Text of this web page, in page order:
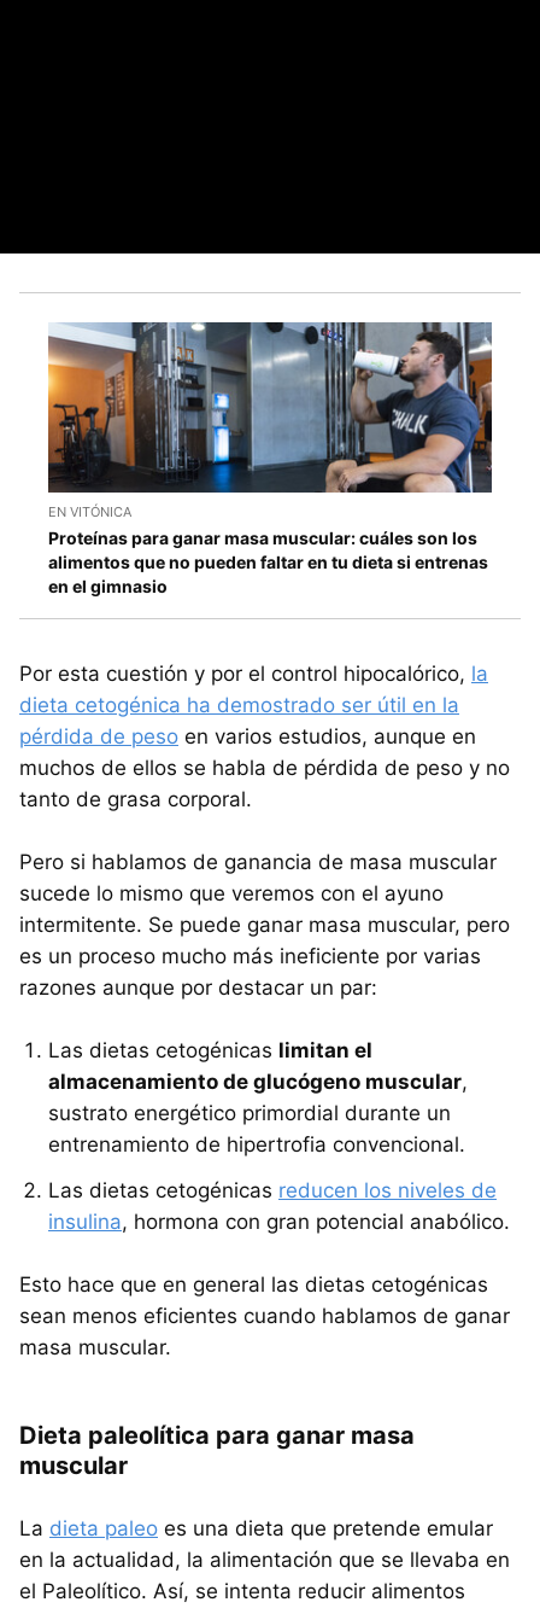
EN VITÓNICA
Proteínas para ganar masa muscular: cuáles son los
alimentos que no pueden faltar en tu dieta si entrenas
en el gimnasio
Por esta cuestión y por el control hipocalórico, la
dieta cetogénica ha demostrado ser útil en la
pérdida de peso en varios estudios, aunque en
muchos de ellos se habla de pérdida de peso y no
tanto de grasa corporal.
Pero si hablamos de ganancia de masa muscular
sucede lo mismo que veremos con el ayuno
intermitente. Se puede ganar masa muscular, pero
es un proceso mucho más ineficiente por varias
razones aunque por destacar un par:
Las dietas cetogénicas limitan el
almacenamiento de glucógeno muscular,
sustrato energético primordial durante un
entrenamiento de hipertrofia convencional.
Las dietas cetogénicas reducen los niveles de
insulina, hormona con gran potencial anabólico.
Esto hace que en general las dietas cetogénicas
sean menos eficientes cuando hablamos de ganar
masa muscular.
Dieta paleolítica para ganar masa
muscular
La dieta paleo es una dieta que pretende emular
en la actualidad, la alimentación que se llevaba en
el Paleolítico. Así, se intenta reducir alimentos